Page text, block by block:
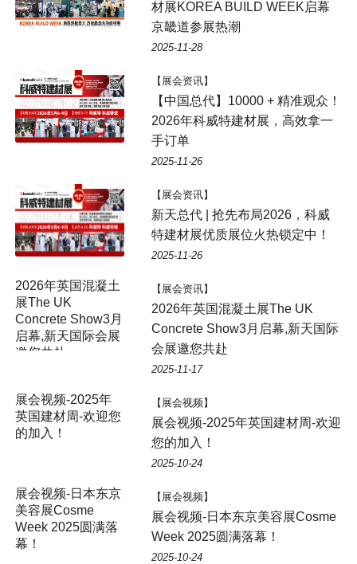
材展KOREA BUILD WEEK启幕
京畿道参展热潮
2025-11-28
【展会资讯】
【中国总代】10000 + 精准观众！
2026年科威特建材展，高效拿一
手订单
2025-11-26
【展会资讯】
新天总代 | 抢先布局2026，科威
特建材展优质展位火热锁定中！
2025-11-26
2026年英国混凝土
展The UK
Concrete Show3月
启幕,新天国际会展
邀您共赴
【展会资讯】
2026年英国混凝土展The UK
Concrete Show3月启幕,新天国际
会展邀您共赴
2025-11-17
【展会视频】
展会视频-2025年英国建材周-欢迎
您的加入！
2025-10-24
展会视频-日本东京
美容展Cosme
Week 2025圆满落
幕！
【展会视频】
展会视频-日本东京美容展Cosme
Week 2025圆满落幕！
2025-10-24